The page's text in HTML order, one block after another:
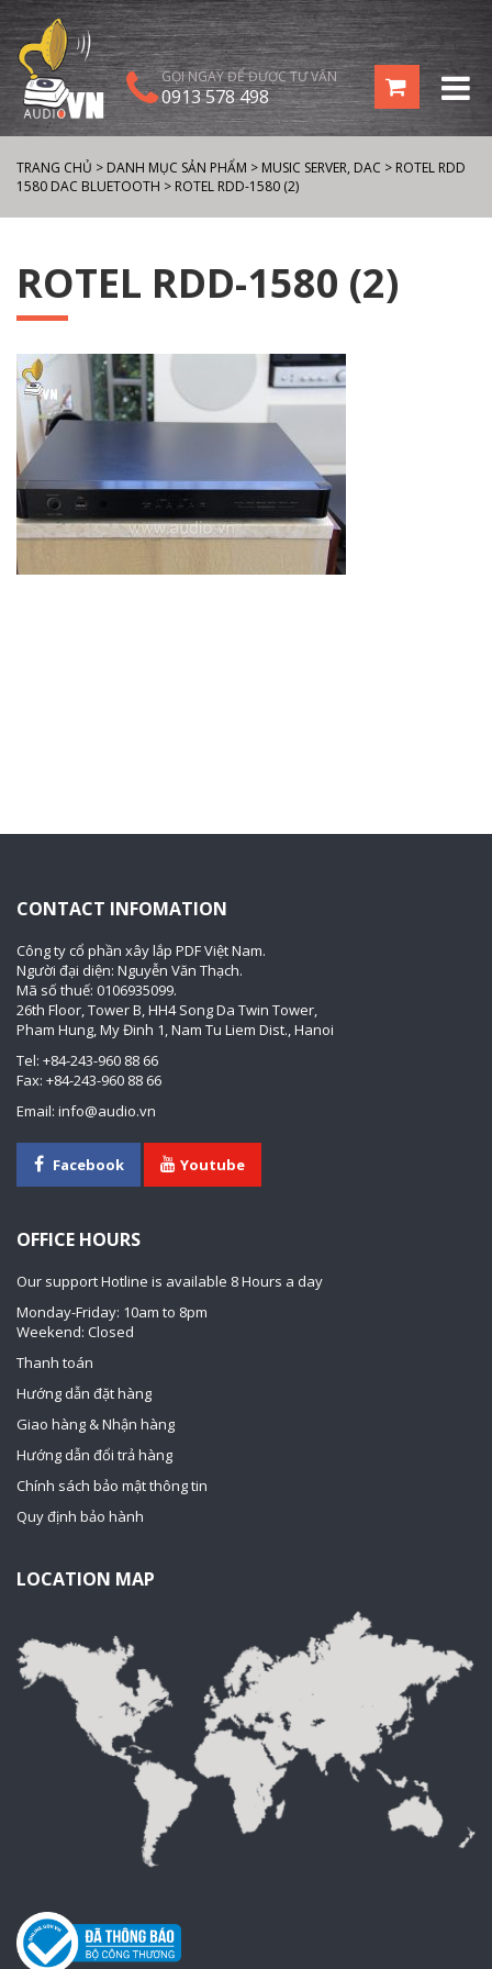
GỌI NGAY ĐỂ ĐƯỢC TƯ VẤN
0913 578 498
TRANG CHỦ > DANH MỤC SẢN PHẨM > MUSIC SERVER, DAC > ROTEL RDD
1580 DAC BLUETOOTH > ROTEL RDD-1580 (2)
ROTEL RDD-1580 (2)
CONTACT INFOMATION
Công ty cổ phần xây lắp PDF Việt Nam.
Người đại diện: Nguyễn Văn Thạch.
Mã số thuế: 0106935099.
26th Floor, Tower B, HH4 Song Da Twin Tower,
Pham Hung, My Đinh 1, Nam Tu Liem Dist., Hanoi
Tel: +84-243-960 88 66
Fax: +84-243-960 88 66
Email: info@audio.vn
Facebook Youtube
OFFICE HOURS
Our support Hotline is available 8 Hours a day
Monday-Friday: 10am to 8pm
Weekend: Closed
Thanh toán
Hướng dẫn đặt hàng
Giao hàng & Nhận hàng
Hướng dẫn đổi trả hàng
Chính sách bảo mật thông tin
Quy định bảo hành
LOCATION MAP